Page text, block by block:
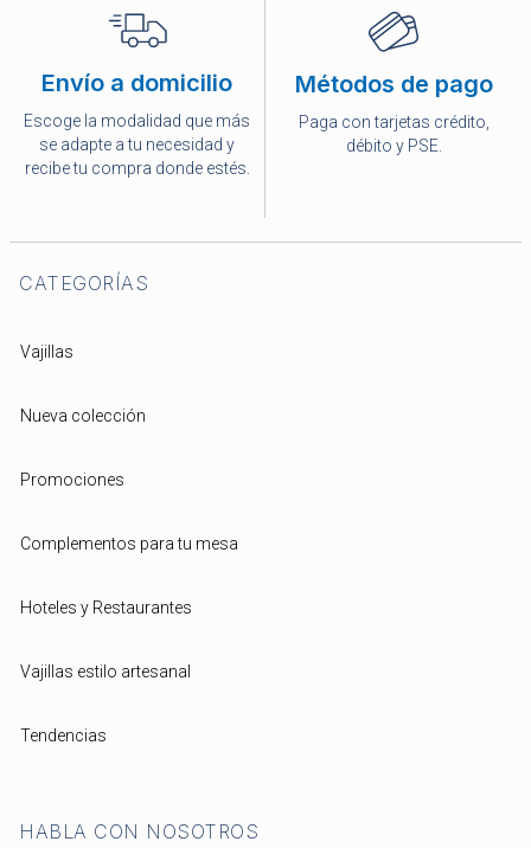
Envío a domicilio
Escoge la modalidad que más
se adapte a tu necesidad y
recibe tu compra donde estés.
Métodos de pago
Paga con tarjetas crédito,
débito y PSE.
CATEGORÍAS
Vajillas
Nueva colección
Promociones
Complementos para tu mesa
Hoteles y Restaurantes
Vajillas estilo artesanal
Tendencias
HABLA CON NOSOTROS